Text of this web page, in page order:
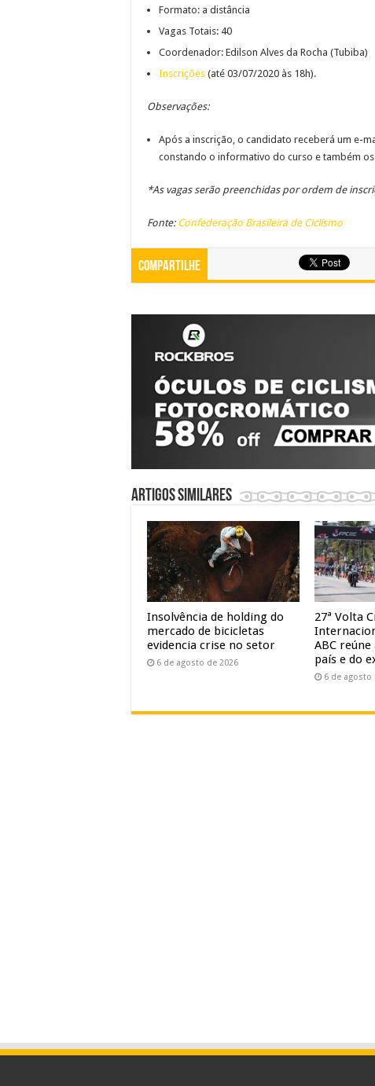
Formato: a distância
Vagas Totais: 40
Coordenador: Edilson Alves da Rocha (Tubiba)
Inscrições (até 03/07/2020 às 18h).
Observações:
Após a inscrição, o candidato receberá um e-
constando o informativo do curso e também
*As vagas serão preenchidas por ordem de
Fonte: Confederação Brasileira de Ciclismo
Compartilhe
Artigos similares
Insolvência de holding do
mercado de bicicletas
evidencia crise no setor
6 de agosto de 2026
27ª Volta
ABC
país e do
6 de agosto